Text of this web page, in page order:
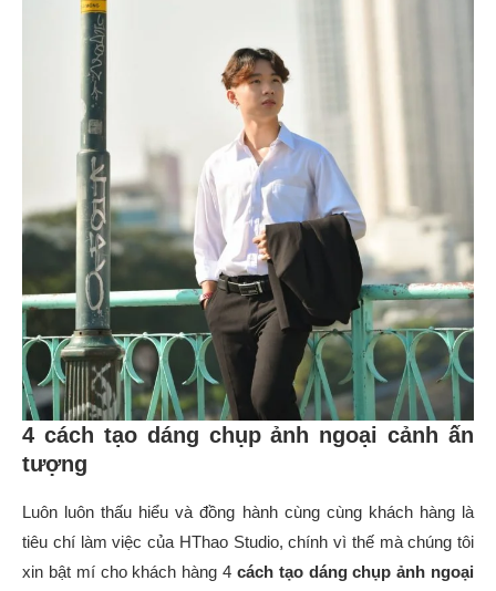
4 cách tạo dáng chụp ảnh ngoại cảnh ấn
tượng
Luôn luôn thấu hiểu và đồng hành cùng cùng khách hàng là
tiêu chí làm việc của HThao Studio, chính vì thế mà chúng tôi
xin bật mí cho khách hàng 4 cách tạo dáng chụp ảnh ngoại